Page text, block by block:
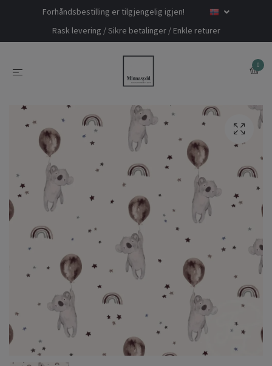
Forhåndsbestilling er tilgjengelig igjen!
Rask levering / Sikre betalinger / Enkle returer
0